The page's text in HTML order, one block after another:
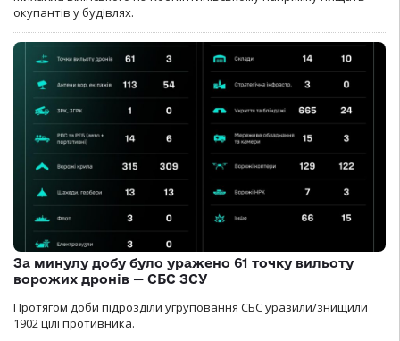
окупантів у будівлях.
За минулу добу було уражено 61 точку вильоту
ворожих дронів — СБС ЗСУ
Протягом доби підрозділи угруповання СБС уразили/знищили
1902 цілі противника.